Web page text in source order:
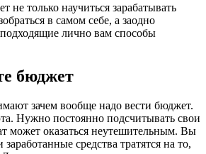
не только научиться зарабатывать
в самом себе, а заодно
лично вам способы
бюджет
зачем вообще надо вести бюджет.
Нужно постоянно подсчитывать свои
может оказаться неутешительным. Вы
средства тратятся на то,